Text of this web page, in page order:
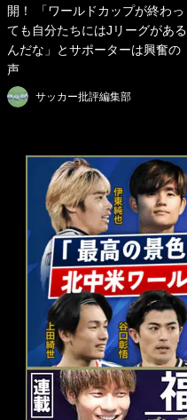
開！ 「ワールドカップが終わっ
ても自分たちにはJリーグがある
んだな」とサポーターは興奮の
声
サッカー批評編集部